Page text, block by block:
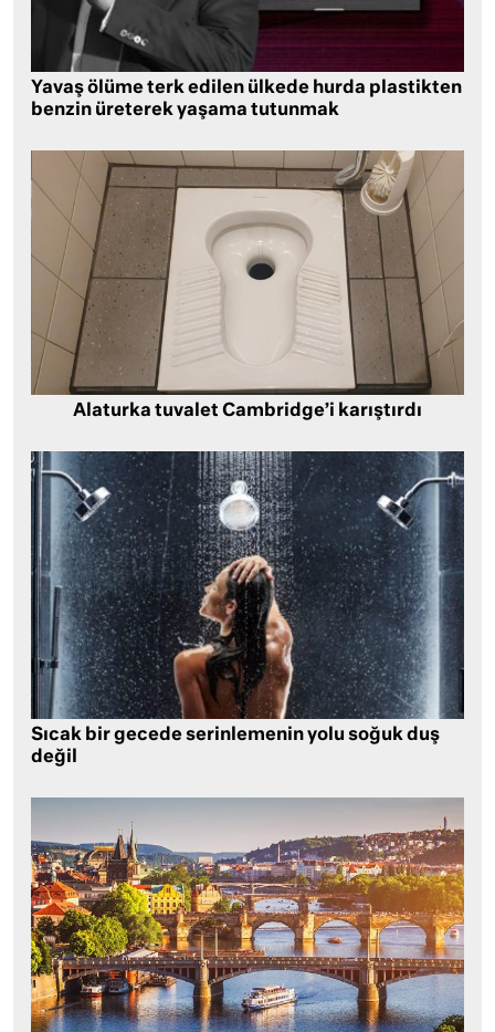
Yavaş ölüme terk edilen ülkede hurda plastikten
benzin üreterek yaşama tutunmak
Alaturka tuvalet Cambridge’i karıştırdı
Sıcak bir gecede serinlemenin yolu soğuk duş
değil